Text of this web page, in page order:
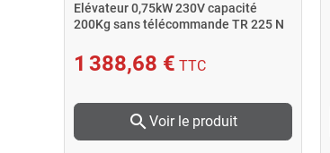
Elévateur 0,75kW 230V capacité
200Kg sans télécommande TR 225 N
1 388,68 € TTC
searchVoir le produit